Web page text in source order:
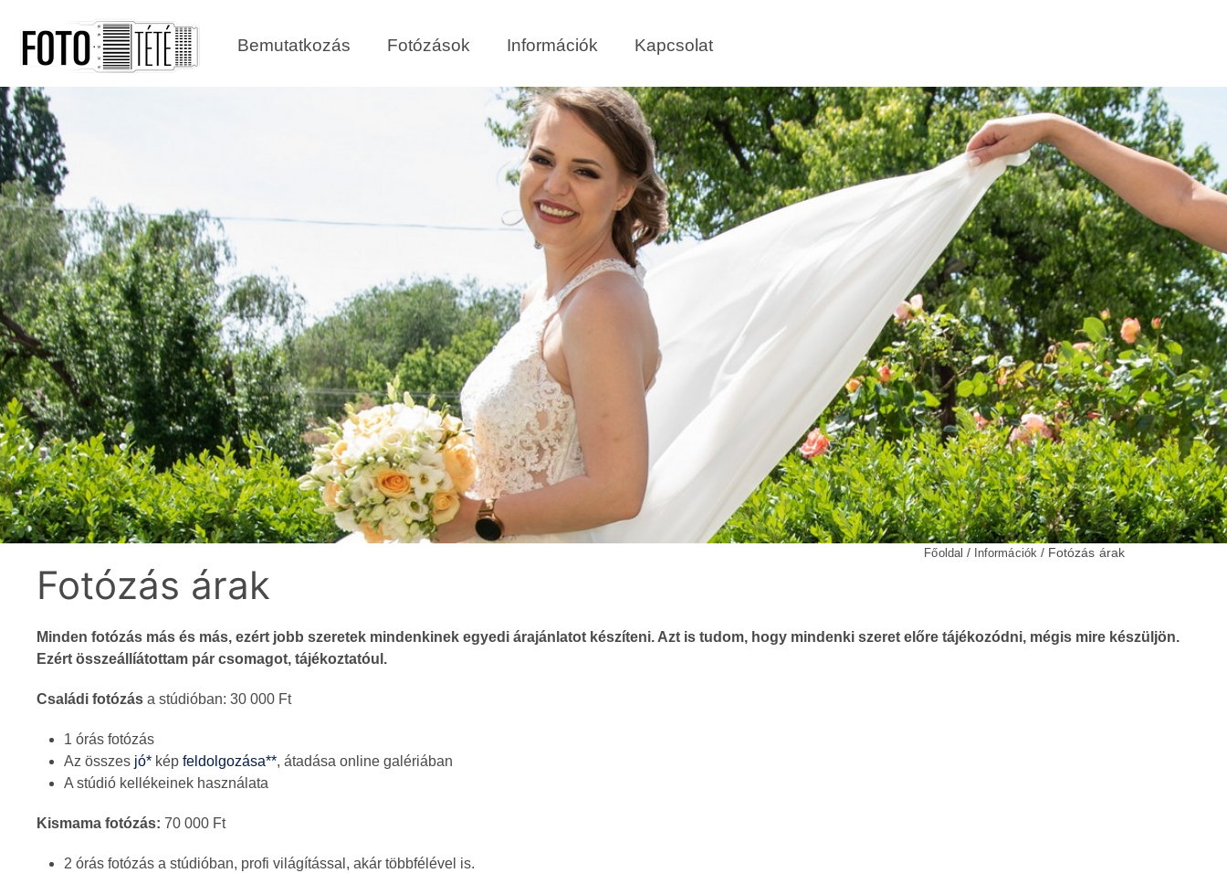
Bemutatkozás Fotózások Információk Kapcsolat
Főoldal / Információk / Fotózás árak
Fotózás árak
Minden fotózás más és más, ezért jobb szeretek mindenkinek egyedi árajánlatot készíteni. Azt is tudom, hogy mindenki szeret előre tájékozódni, mégis mire készüljön.
Ezért összeállíátottam pár csomagot, tájékoztatóul.
Családi fotózás a stúdióban: 30 000 Ft
1 órás fotózás
Az összes jó* kép feldolgozása**, átadása online galériában
A stúdió kellékeinek használata
Kismama fotózás: 70 000 Ft
2 órás fotózás a stúdióban, profi világítással, akár többfélével is.